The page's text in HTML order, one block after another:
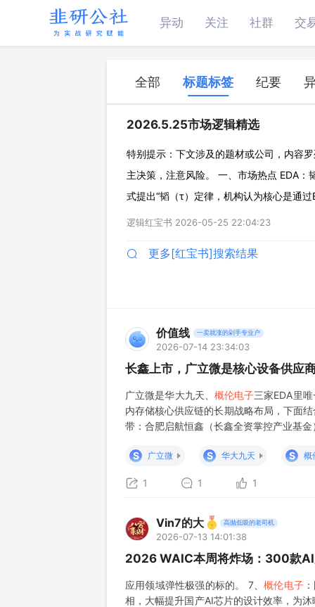
异动 关注 社群 交
全部 标题标签 纪要
2026.5.25市场逻辑精选
特别提示：下文涉及的题材或公司，内容
主决策，注意风险。 一、市场热点 EDA
式提出“韬（τ）定律，机构认为核心是通
求），结合先进制程（中心N+1、N+2）
逻辑红宝书 2026-05-25 22:04:23
更多[红宝书]搜索结果
价值线 一卖就涨的剁手专业户
2026-07-14 23:34:03
长鑫上市，广立微是核心设备供应
广立微是华大九天、 概伦电子三家EDA里
内存储核心供应链的长期战略布局，下面
带：合肥启航恒鑫（长鑫全资掌控产业基
S
广立微 S 华大九天 S 概
1 1 1
Vin7的大 高抛低吸的老司机
2026-07-13 14:01:38
2026 WAIC本周将炸场：300款
应用领域弹性极强的标的。 7、 概伦电子
相，大幅提升国产AI芯片的设计效率，为